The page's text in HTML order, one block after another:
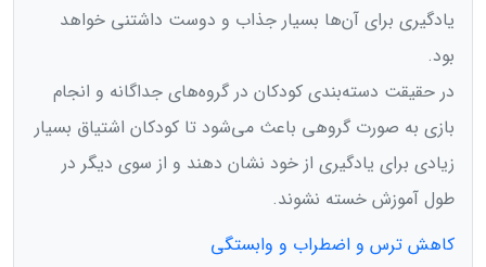
یادگیری برای آن‌ها بسیار جذاب و دوست داشتنی خواهد
بود.
در حقیقت دسته‌بندی کودکان در گروه‌های جداگانه و انجام
بازی به صورت گروهی باعث می‌شود تا کودکان اشتیاق بسیار
زیادی برای یادگیری از خود نشان دهند و از سوی دیگر در
طول آموزش خسته نشوند.
کاهش ترس و اضطراب و وابستگی